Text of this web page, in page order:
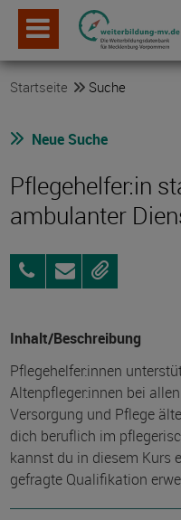
Startseite Suche
Neue Suche
Pflegehelfer:in
ambulanter
03838
258998-
AnfragenMerken
Inhalt/Beschreibung
Pflegehelfer:innen
Altenpfleger:innen bei
Versorgung und Pflege
dich beruflich im
kannst du in diesem Kurs
gefragte Qualifikation